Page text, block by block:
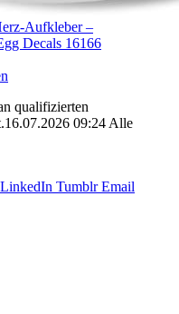
Aufkleber –
Decals 16166
qualifizierten
09:24 Alle
LinkedIn Tumblr Email